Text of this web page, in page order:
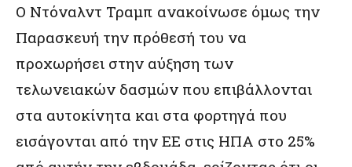
Ο Ντόναλντ Τραμπ ανακοίνωσε όμως την
Παρασκευή την πρόθεσή του να
προχωρήσει στην αύξηση των
τελωνειακών δασμών που επιβάλλονται
στα αυτοκίνητα και στα φορτηγά που
εισάγονται από την ΕΕ στις ΗΠΑ στο 25%